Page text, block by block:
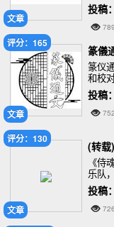
文章
投稿
文章
评分：165
篆儀
篆仪
和校
为主
化事
投稿
文章
评分：130
(转
《侍
乐队
也感
投稿